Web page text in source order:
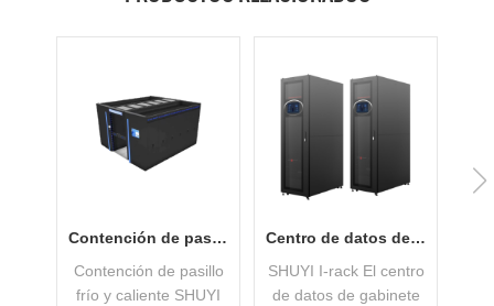
Contención de pasillo frío y caliente con bajo PUE
Contención de pasillo
frío y caliente SHUYI
Centro de datos de gabinete aplicado en pequeñas empresas
SHUYI I-rack El centro
de datos de gabinete